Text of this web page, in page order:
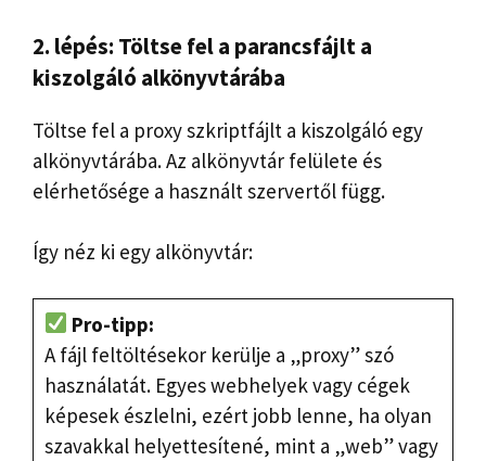
2. lépés: Töltse fel a parancsfájlt a
kiszolgáló alkönyvtárába
Töltse fel a proxy szkriptfájlt a kiszolgáló egy
alkönyvtárába. Az alkönyvtár felülete és
elérhetősége a használt szervertől függ.
Így néz ki egy alkönyvtár:
Pro-tipp:
A fájl feltöltésekor kerülje a „proxy” szó
használatát. Egyes webhelyek vagy cégek
képesek észlelni, ezért jobb lenne, ha olyan
szavakkal helyettesítené, mint a „web” vagy